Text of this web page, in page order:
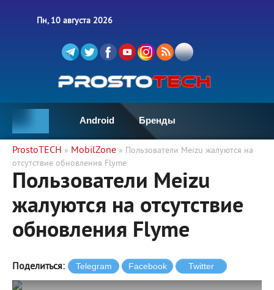
Пн, 10 августа 2026
Android Бренды
ProstoTECH » MobilZone » Пользователи Meizu жалуются на
отсутствие обновления Flyme
Пользователи Meizu
жалуются на отсутствие
обновления Flyme
Поделиться: